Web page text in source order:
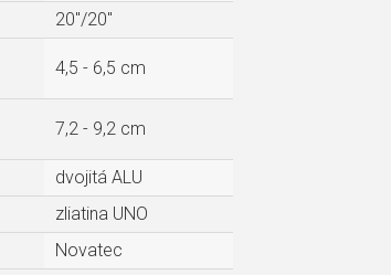
20"/20"
4,5 - 6,5 cm
7,2 - 9,2 cm
dvojitá ALU
zliatina UNO
Novatec